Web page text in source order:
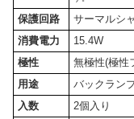
保護回路
サーマルシ
消費電力
15.4W
極性
無極性(極性
用途
バックラン
入数
2個入り